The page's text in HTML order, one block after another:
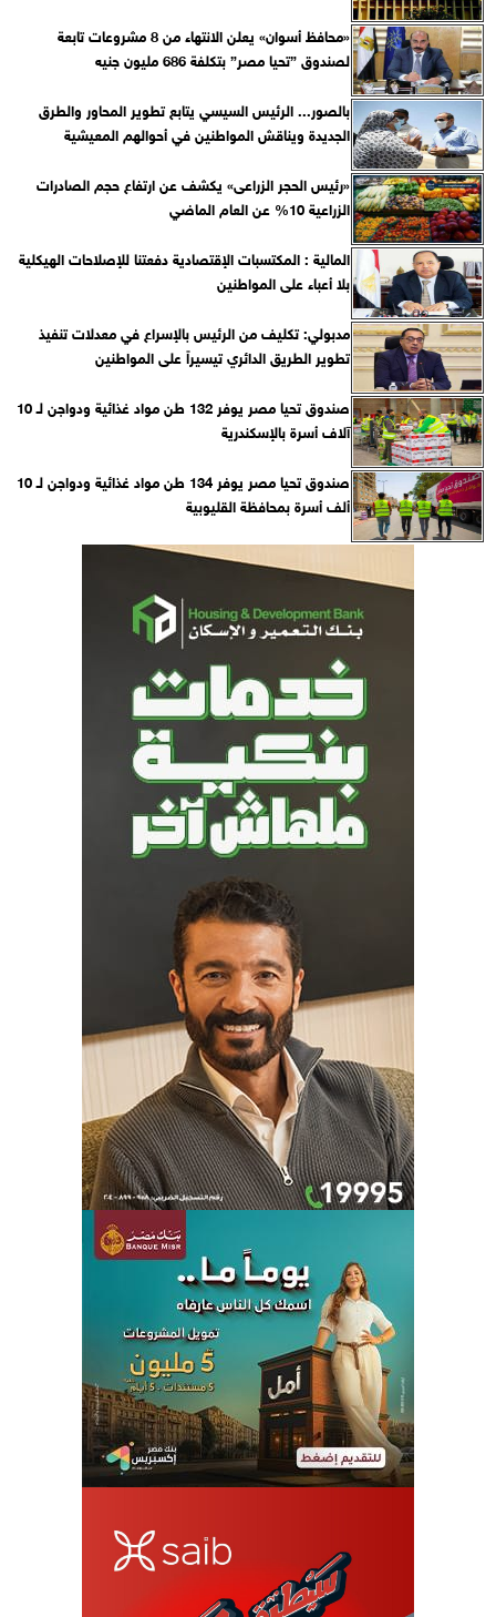
«محافظ أسوان» يعلن الانتهاء من 8 مشروعات تابعة
لصندوق ”تحيا مصر” بتكلفة 686 مليون جنيه
بالصور... الرئيس السيسي يتابع تطوير المحاور والطرق
الجديدة ويناقش المواطنين في أحوالهم المعيشية
«رئيس الحجر الزراعى» يكشف عن ارتفاع حجم الصادرات
الزراعية 10% عن العام الماضي
المالية : المكتسبات الإقتصادية دفعتنا للإصلاحات الهيكلية
بلا أعباء على المواطنين
مدبولي: تكليف من الرئيس بالإسراع في معدلات تنفيذ
تطوير الطريق الدائري تيسيراً على المواطنين
صندوق تحيا مصر يوفر 132 طن مواد غذائية ودواجن لـ 10
آلاف أسرة بالإسكندرية
صندوق تحيا مصر يوفر 134 طن مواد غذائية ودواجن لـ 10
ألف أسرة بمحافظة القليوبية